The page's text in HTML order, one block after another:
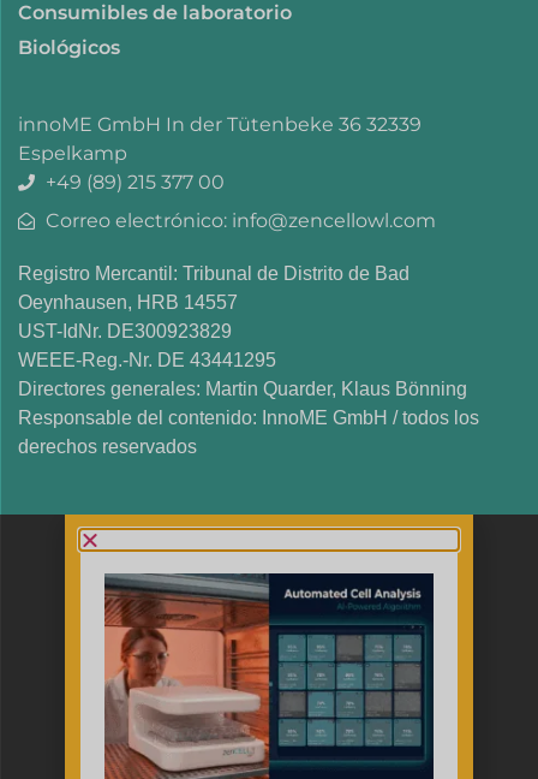
Consumibles de laboratorio
Biológicos
innoME GmbH In der Tütenbeke 36 32339
Espelkamp
+49 (89) 215 377 00
Correo electrónico: info@zencellowl.com
Registro Mercantil: Tribunal de Distrito de Bad
Oeynhausen, HRB 14557
UST-IdNr. DE300923829
WEEE-Reg.-Nr. DE 43441295
Directores generales: Martin Quarder, Klaus Bönning
Responsable del contenido: InnoME GmbH / todos los
derechos reservados